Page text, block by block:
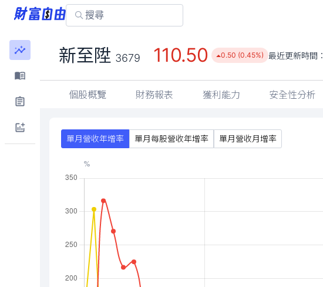
新至陞 3679 110.50 0.50 (0.45%) 最近更新時間：
個股概覽 財務報表 獲利能力 安全性分析
單月營收年增率 單月每股營收年增率 單月營收月增率